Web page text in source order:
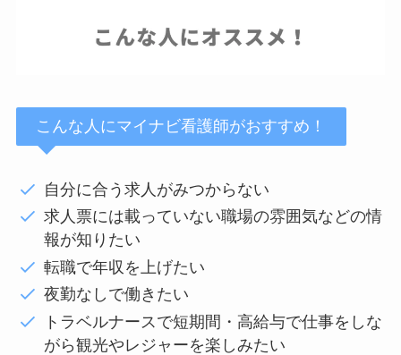
こんな人にマイナビ看護師がおすすめ！
自分に合う求人がみつからない
求人票には載っていない職場の雰囲気などの情
報が知りたい
転職で年収を上げたい
夜勤なしで働きたい
トラベルナースで短期間・高給与で仕事をしな
がら観光やレジャーを楽しみたい